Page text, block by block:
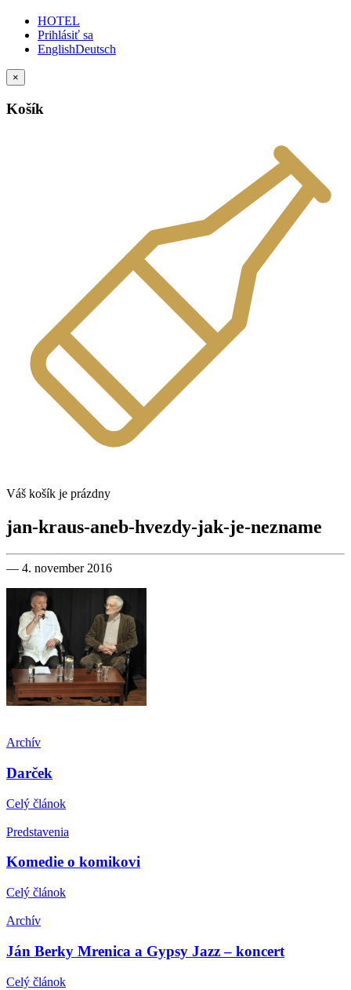
HOTEL
Prihlásiť sa
EnglishDeutsch
×
Košík
Váš košík je prázdny
jan-kraus-aneb-hvezdy-jak-je-nezname
— 4. november 2016
Archív
Darček
Celý článok
Predstavenia
Komedie o komikovi
Celý článok
Archív
Ján Berky Mrenica a Gypsy Jazz – koncert
Celý článok